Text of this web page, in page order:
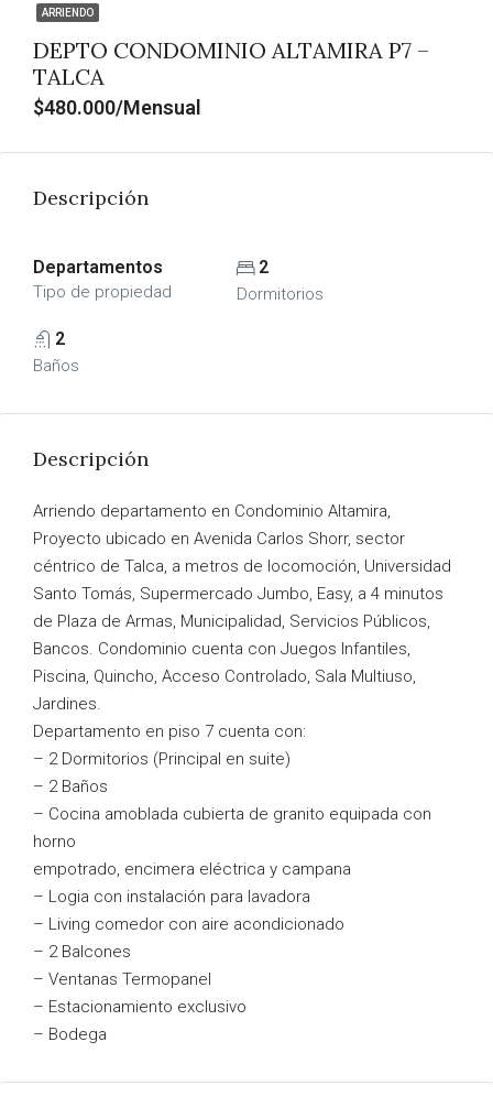
ARRIENDO
DEPTO CONDOMINIO ALTAMIRA P7 –
TALCA
$480.000/Mensual
Descripción
Departamentos
Tipo de propiedad
2
Dormitorios
2
Baños
Descripción
Arriendo departamento en Condominio Altamira,
Proyecto ubicado en Avenida Carlos Shorr, sector
céntrico de Talca, a metros de locomoción, Universidad
Santo Tomás, Supermercado Jumbo, Easy, a 4 minutos
de Plaza de Armas, Municipalidad, Servicios Públicos,
Bancos. Condominio cuenta con Juegos Infantiles,
Piscina, Quincho, Acceso Controlado, Sala Multiuso,
Jardines.
Departamento en piso 7 cuenta con:
– 2 Dormitorios (Principal en suite)
– 2 Baños
– Cocina amoblada cubierta de granito equipada con
horno
empotrado, encimera eléctrica y campana
– Logia con instalación para lavadora
– Living comedor con aire acondicionado
– 2 Balcones
– Ventanas Termopanel
– Estacionamiento exclusivo
– Bodega